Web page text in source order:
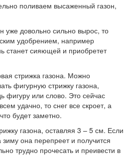
поливаем высаженный газон,
уже довольно сильно вырос, то
удобрением, например
станет сияющей и приобретет
стрижка газона. Можно
фигурную стрижку газона,
фигуру или слово. Это сейчас
удачно, то снег все скроет, а
будет заметно.
газона, оставляя 3 – 5 см. Если
зиму она перепреет и получится
трудно прочесать и преивести в